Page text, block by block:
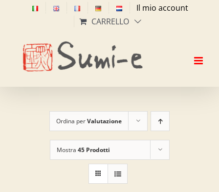
Il mio account
CARRELLO
Ordina perValutazione
Mostra 45 Prodotti